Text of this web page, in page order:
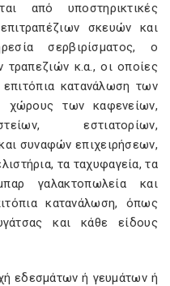
από υποστηρικτικές
σκευών και
σερβιρίσματος, ο
κ.α., οι οποίες
επιτόπια κατανάλωση των
χώρους των καφενείων,
εστιατορίων,
συναφών επιχειρήσεων,
τα ταχυφαγεία, τα
γαλακτοπωλεία και
κατανάλωση, όπως
και κάθε είδους
εδεσμάτων ή γευμάτων ή